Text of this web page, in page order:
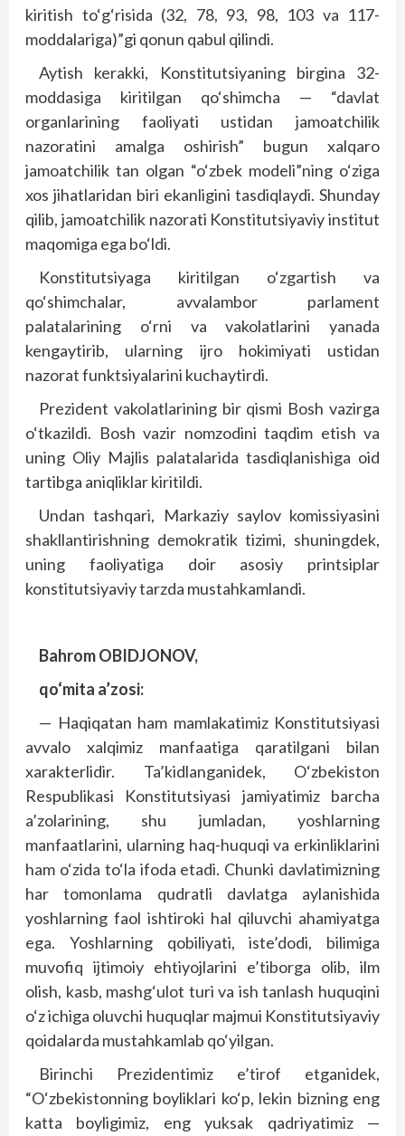
kiritish to‘g‘risida (32, 78, 93, 98, 103 va 117-
moddalariga)”gi qonun qabul qilindi.
Aytish kerakki, Konstitutsiyaning birgina 32-
moddasiga kiritilgan qo‘shimcha — “davlat
organlarining faoliyati ustidan jamoatchilik
nazoratini amalga oshirish” bugun xalqaro
jamoatchilik tan olgan “o‘zbek modeli”ning o‘ziga
xos jihatlaridan biri ekanligini tasdiqlaydi. Shunday
qilib, jamoatchilik nazorati Konstitutsiyaviy institut
maqomiga ega bo‘ldi.
Konstitutsiyaga kiritilgan o‘zgartish va
qo‘shimchalar, avvalambor parlament
palatalarining o‘rni va vakolatlarini yanada
kengaytirib, ularning ijro hokimiyati ustidan
nazorat funktsiyalarini kuchaytirdi.
Prezident vakolatlarining bir qismi Bosh vazirga
o‘tkazildi. Bosh vazir nomzodini taqdim etish va
uning Oliy Majlis palatalarida tasdiqlanishiga oid
tartibga aniqliklar kiritildi.
Undan tashqari, Markaziy saylov komissiyasini
shakllantirishning demokratik tizimi, shuningdek,
uning faoliyatiga doir asosiy printsiplar
konstitutsiyaviy tarzda mustahkamlandi.
Bahrom OBIDJONOV,
qo‘mita a’zosi:
— Haqiqatan ham mamlakatimiz Konstitutsiyasi
avvalo xalqimiz manfaatiga qaratilgani bilan
xarakterlidir. Ta’kidlanganidek, O‘zbekiston
Respublikasi Konstitutsiyasi jamiyatimiz barcha
a’zolarining, shu jumladan, yoshlarning
manfaatlarini, ularning haq-huquqi va erkinliklarini
ham o‘zida to‘la ifoda etadi. Chunki davlatimizning
har tomonlama qudratli davlatga aylanishida
yoshlarning faol ishtiroki hal qiluvchi ahamiyatga
ega. Yoshlarning qobiliyati, iste’dodi, bilimiga
muvofiq ijtimoiy ehtiyojlarini e’tiborga olib, ilm
olish, kasb, mashg‘ulot turi va ish tanlash huquqini
o‘z ichiga oluvchi huquqlar majmui Konstitutsiyaviy
qoidalarda mustahkamlab qo‘yilgan.
Birinchi Prezidentimiz e’tirof etganidek,
“O‘zbekistonning boyliklari ko‘p, lekin bizning eng
katta boyligimiz, eng yuksak qadriyatimiz —